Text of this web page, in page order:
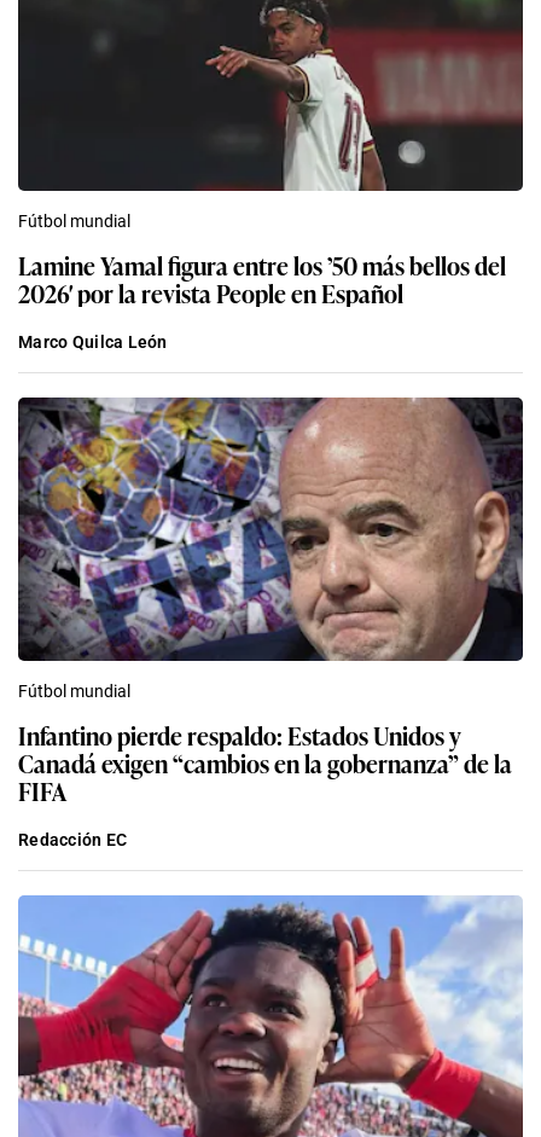
Fútbol mundial
Lamine Yamal figura entre los ’50 más bellos del
2026′ por la revista People en Español
Marco Quilca León
Fútbol mundial
Infantino pierde respaldo: Estados Unidos y
Canadá exigen “cambios en la gobernanza” de la
FIFA
Redacción EC